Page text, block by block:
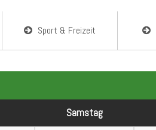
Sport & Freizeit
Samstag